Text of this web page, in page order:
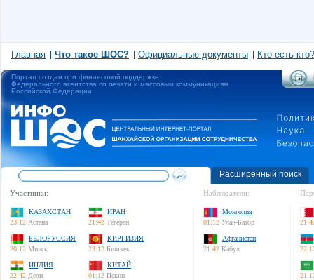
Главная Что такое ШОС? Официальные документы Кто есть кто?
Портал создан при финансовой поддержке
Федерального агентства по печати и массовым коммуникациям
Российской Федерации
Расширенный поиск
Участники:
КАЗАХСТАН
23:12 Астана
ИРАН
21:42 Тегеран
БЕЛОРУССИЯ
20:12 Минск
КИРГИЗИЯ
23:12 Бишкек
ИНДИЯ
22:42 Дели
КИТАЙ
01:12 Пекин
Наблюдатели:
Монголия
01:12 Улан-Батор
Афганистан
21:42 Кабул